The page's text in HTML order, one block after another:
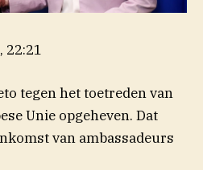
22:21
tegen het toetreden van
Unie opgeheven. Dat
van ambassadeurs